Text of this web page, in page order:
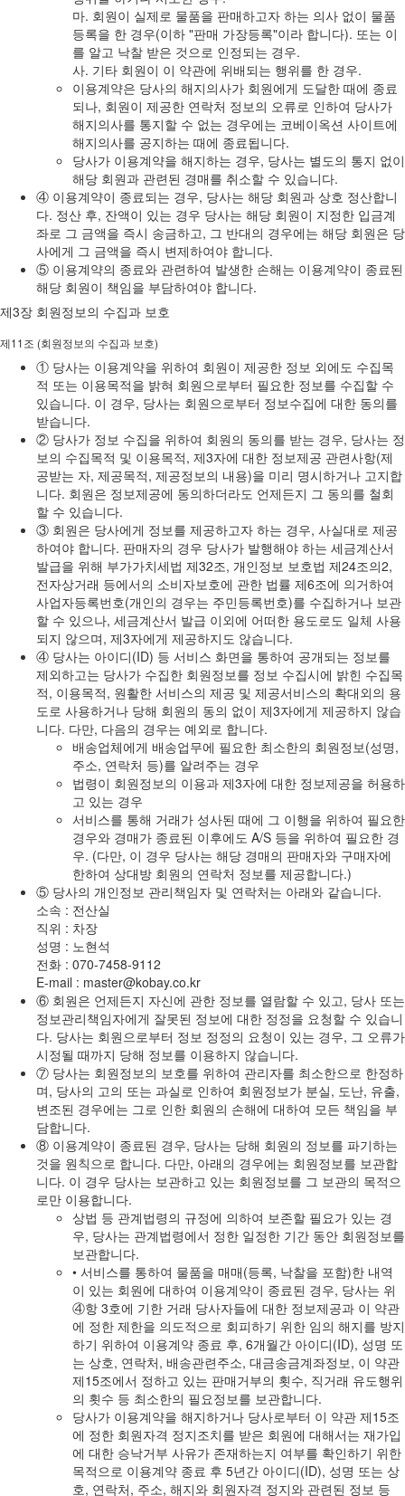
마. 회원이 실제로 물품을 판매하고자 하는 의사 없이 물품
등록을 한 경우(이하 "판매 가장등록"이라 합니다). 또는 이
를 알고 낙찰 받은 것으로 인정되는 경우.
사. 기타 회원이 이 약관에 위배되는 행위를 한 경우.
이용계약은 당사의 해지의사가 회원에게 도달한 때에 종료
되나, 회원이 제공한 연락처 정보의 오류로 인하여 당사가
해지의사를 통지할 수 없는 경우에는 코베이옥션 사이트에
해지의사를 공지하는 때에 종료됩니다.
당사가 이용계약을 해지하는 경우, 당사는 별도의 통지 없이
해당 회원과 관련된 경매를 취소할 수 있습니다.
④ 이용계약이 종료되는 경우, 당사는 해당 회원과 상호 정산합니
다. 정산 후, 잔액이 있는 경우 당사는 해당 회원이 지정한 입금계
좌로 그 금액을 즉시 송금하고, 그 반대의 경우에는 해당 회원은 당
사에게 그 금액을 즉시 변제하여야 합니다.
⑤ 이용계약의 종료와 관련하여 발생한 손해는 이용계약이 종료된
해당 회원이 책임을 부담하여야 합니다.
제3장 회원정보의 수집과 보호
제11조 (회원정보의 수집과 보호)
① 당사는 이용계약을 위하여 회원이 제공한 정보 외에도 수집목
적 또는 이용목적을 밝혀 회원으로부터 필요한 정보를 수집할 수
있습니다. 이 경우, 당사는 회원으로부터 정보수집에 대한 동의를
받습니다.
② 당사가 정보 수집을 위하여 회원의 동의를 받는 경우, 당사는 정
보의 수집목적 및 이용목적, 제3자에 대한 정보제공 관련사항(제
공받는 자, 제공목적, 제공정보의 내용)을 미리 명시하거나 고지합
니다. 회원은 정보제공에 동의하더라도 언제든지 그 동의를 철회
할 수 있습니다.
③ 회원은 당사에게 정보를 제공하고자 하는 경우, 사실대로 제공
하여야 합니다. 판매자의 경우 당사가 발행해야 하는 세금계산서
발급을 위해 부가가치세법 제32조, 개인정보 보호법 제24조의2,
전자상거래 등에서의 소비자보호에 관한 법률 제6조에 의거하여
사업자등록번호(개인의 경우는 주민등록번호)를 수집하거나 보관
할 수 있으나, 세금계산서 발급 이외에 어떠한 용도로도 일체 사용
되지 않으며, 제3자에게 제공하지도 않습니다.
④ 당사는 아이디(ID) 등 서비스 화면을 통하여 공개되는 정보를
제외하고는 당사가 수집한 회원정보를 정보 수집시에 밝힌 수집목
적, 이용목적, 원활한 서비스의 제공 및 제공서비스의 확대외의 용
도로 사용하거나 당해 회원의 동의 없이 제3자에게 제공하지 않습
니다. 다만, 다음의 경우는 예외로 합니다.
배송업체에게 배송업무에 필요한 최소한의 회원정보(성명,
주소, 연락처 등)를 알려주는 경우
법령이 회원정보의 이용과 제3자에 대한 정보제공을 허용하
고 있는 경우
서비스를 통해 거래가 성사된 때에 그 이행을 위하여 필요한
경우와 경매가 종료된 이후에도 A/S 등을 위하여 필요한 경
우. (다만, 이 경우 당사는 해당 경매의 판매자와 구매자에
한하여 상대방 회원의 연락처 정보를 제공합니다.)
⑤ 당사의 개인정보 관리책임자 및 연락처는 아래와 같습니다.
소속 : 전산실
직위 : 차장
성명 : 노현석
전화 : 070-7458-9112
E-mail : master@kobay.co.kr
⑥ 회원은 언제든지 자신에 관한 정보를 열람할 수 있고, 당사 또는
정보관리책임자에게 잘못된 정보에 대한 정정을 요청할 수 있습니
다. 당사는 회원으로부터 정보 정정의 요청이 있는 경우, 그 오류가
시정될 때까지 당해 정보를 이용하지 않습니다.
⑦ 당사는 회원정보의 보호를 위하여 관리자를 최소한으로 한정하
며, 당사의 고의 또는 과실로 인하여 회원정보가 분실, 도난, 유출,
변조된 경우에는 그로 인한 회원의 손해에 대하여 모든 책임을 부
담합니다.
⑧ 이용계약이 종료된 경우, 당사는 당해 회원의 정보를 파기하는
것을 원칙으로 합니다. 다만, 아래의 경우에는 회원정보를 보관합
니다. 이 경우 당사는 보관하고 있는 회원정보를 그 보관의 목적으
로만 이용합니다.
상법 등 관계법령의 규정에 의하여 보존할 필요가 있는 경
우, 당사는 관계법령에서 정한 일정한 기간 동안 회원정보를
보관합니다.
• 서비스를 통하여 물품을 매매(등록, 낙찰을 포함)한 내역
이 있는 회원에 대하여 이용계약이 종료된 경우, 당사는 위
④항 3호에 기한 거래 당사자들에 대한 정보제공과 이 약관
에 정한 제한을 의도적으로 회피하기 위한 임의 해지를 방지
하기 위하여 이용계약 종료 후, 6개월간 아이디(ID), 성명 또
는 상호, 연락처, 배송관련주소, 대금송금계좌정보, 이 약관
제15조에서 정하고 있는 판매거부의 횟수, 직거래 유도행위
의 횟수 등 최소한의 필요정보를 보관합니다.
당사가 이용계약을 해지하거나 당사로부터 이 약관 제15조
에 정한 회원자격 정지조치를 받은 회원에 대해서는 재가입
에 대한 승낙거부 사유가 존재하는지 여부를 확인하기 위한
목적으로 이용계약 종료 후 5년간 아이디(ID), 성명 또는 상
호, 연락처, 주소, 해지와 회원자격 정지와 관련된 정보 등